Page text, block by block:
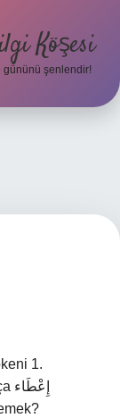
Köşesi
gününü şenlendir!
1.